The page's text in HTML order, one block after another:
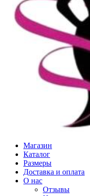
Магазин
Каталог
Размеры
Доставка и оплата
О нас
Отзывы